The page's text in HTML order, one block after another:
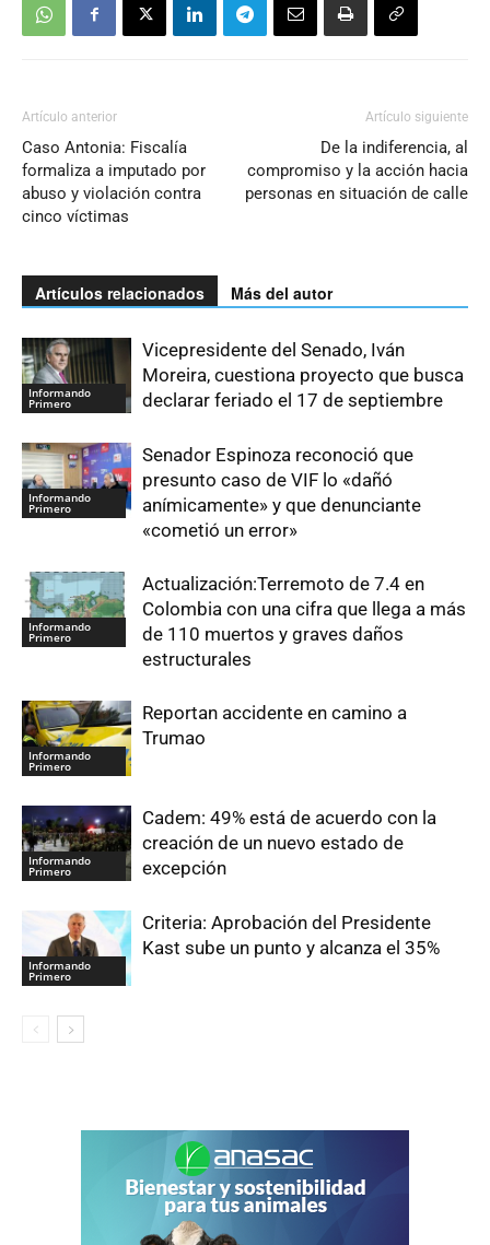
Artículo anterior
Caso Antonia: Fiscalía
formaliza a imputado por
abuso y violación contra
cinco víctimas
Artículo siguiente
De la indiferencia, al
compromiso y la acción hacia
personas en situación de calle
Artículos relacionados Más del autor
Informando
Primero
Vicepresidente del Senado, Iván
Moreira, cuestiona proyecto que busca
declarar feriado el 17 de septiembre
Informando
Primero
Senador Espinoza reconoció que
presunto caso de VIF lo «dañó
anímicamente» y que denunciante
«cometió un error»
Informando
Primero
Actualización:Terremoto de 7.4 en
Colombia con una cifra que llega a más
de 110 muertos y graves daños
estructurales
Informando
Primero
Reportan accidente en camino a
Trumao
Informando
Primero
Cadem: 49% está de acuerdo con la
creación de un nuevo estado de
excepción
Informando
Primero
Criteria: Aprobación del Presidente
Kast sube un punto y alcanza el 35%